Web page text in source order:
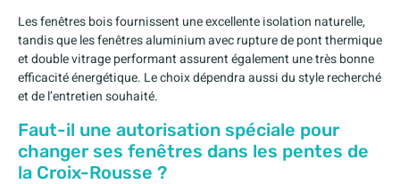
Les fenêtres bois fournissent une excellente isolation naturelle,
tandis que les fenêtres aluminium avec rupture de pont thermique
et double vitrage performant assurent également une très bonne
efficacité énergétique. Le choix dépendra aussi du style recherché
et de l’entretien souhaité.
Faut-il une autorisation spéciale pour
changer ses fenêtres dans les pentes de
la Croix-Rousse ?